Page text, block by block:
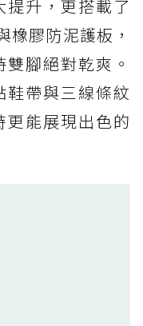
Evo GTX：越野
增高神器一次滿
Motion Access：
裝健走鞋雨天必備
Motion Access：
健走鞋雨天必備
提升，更搭載了
橡膠防泥護板，
腳絕對乾爽。
帶與三線條紋
更能展現出色的